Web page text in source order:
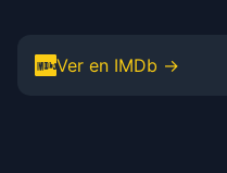
Ver en IMDb →